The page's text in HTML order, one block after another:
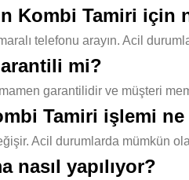
Kombi Tamiri için
telefonu arayın. Acil
mi?
garantilidir ve müşteri
Tamiri işlemi
Acil durumlarda mümkün
nasıl yapılıyor?